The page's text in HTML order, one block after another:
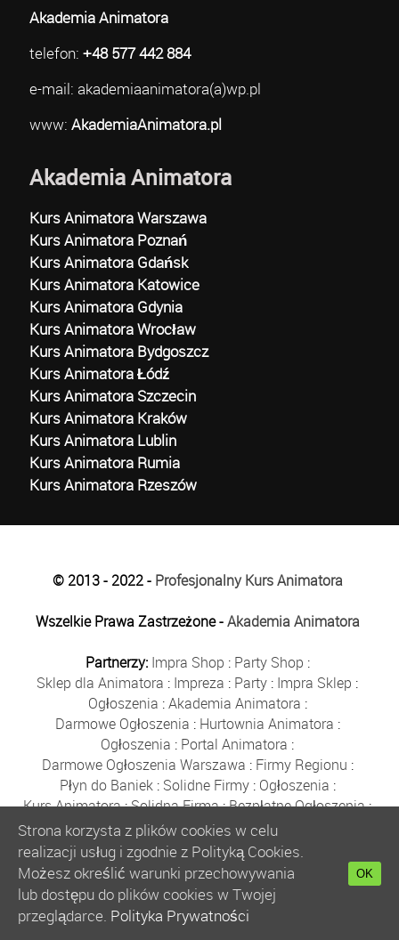
Akademia Animatora
telefon: +48 577 442 884
e-mail: akademiaanimatora(a)wp.pl
www: AkademiaAnimatora.pl
Akademia Animatora
Kurs Animatora Warszawa
Kurs Animatora Poznań
Kurs Animatora Gdańsk
Kurs Animatora Katowice
Kurs Animatora Gdynia
Kurs Animatora Wrocław
Kurs Animatora Bydgoszcz
Kurs Animatora Łódź
Kurs Animatora Szczecin
Kurs Animatora Kraków
Kurs Animatora Lublin
Kurs Animatora Rumia
Kurs Animatora Rzeszów
© 2013 - 2022 - Profesjonalny Kurs Animatora
Wszelkie Prawa Zastrzeżone -Akademia Animatora
Partnerzy: Impra Shop : Party Shop :
Sklep dla Animatora : Impreza : Party : Impra Sklep :
Ogłoszenia :Akademia Animatora :
Darmowe Ogłoszenia : Hurtownia Animatora :
Ogłoszenia : Portal Animatora :
Darmowe Ogłoszenia Warszawa : Firmy Regionu :
Płyn do Baniek: Solidne Firmy: Ogłoszenia :
Kurs Animatora:Solidna Firma:Bezpłatne Ogłoszenia:
Animator Czasu Wolnego:
Bezpłatne Ogłoszenia Warszawa:sklep animatora
Bańki Mydlane:Bezpłatne Ogłoszenia
Szkolenie Animatorów:Kurs Animatora
:
Kurs Animatora Warszawa :Rumia
Kurs Animatora Poznań:
Strona korzysta z plików cookies w celu
realizacji usług i zgodnie z Polityką Cookies.
Możesz określić warunki przechowywania
lub dostępu do plików cookies w Twojej
przeglądarce. Polityka Prywatności
OK